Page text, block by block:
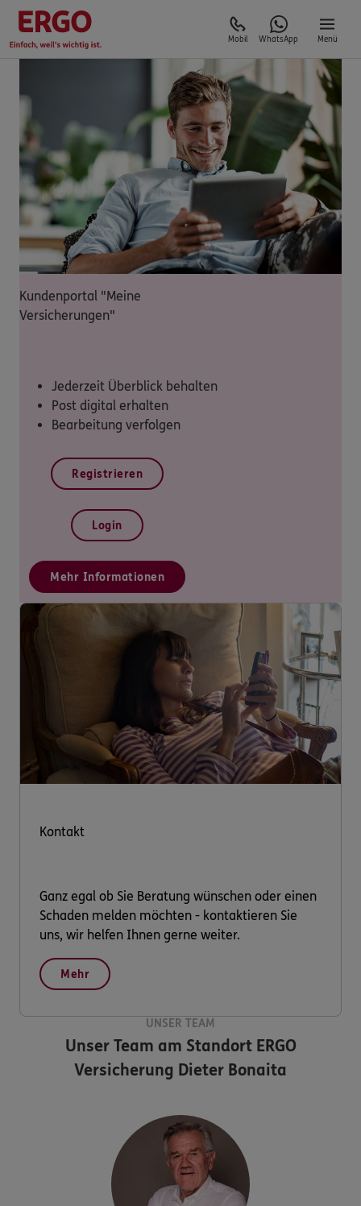
Mobil WhatsApp Menü
Kundenportal "Meine
Versicherungen"
Jederzeit Überblick behalten
Post digital erhalten
Bearbeitung verfolgen
Registrieren
Login
Mehr Informationen
Kontakt
Ganz egal ob Sie Beratung wünschen oder einen
Schaden melden möchten - kontaktieren Sie
uns, wir helfen Ihnen gerne weiter.
Mehr
UNSER TEAM
Unser Team am StandortERGO
Versicherung Dieter Bonaita